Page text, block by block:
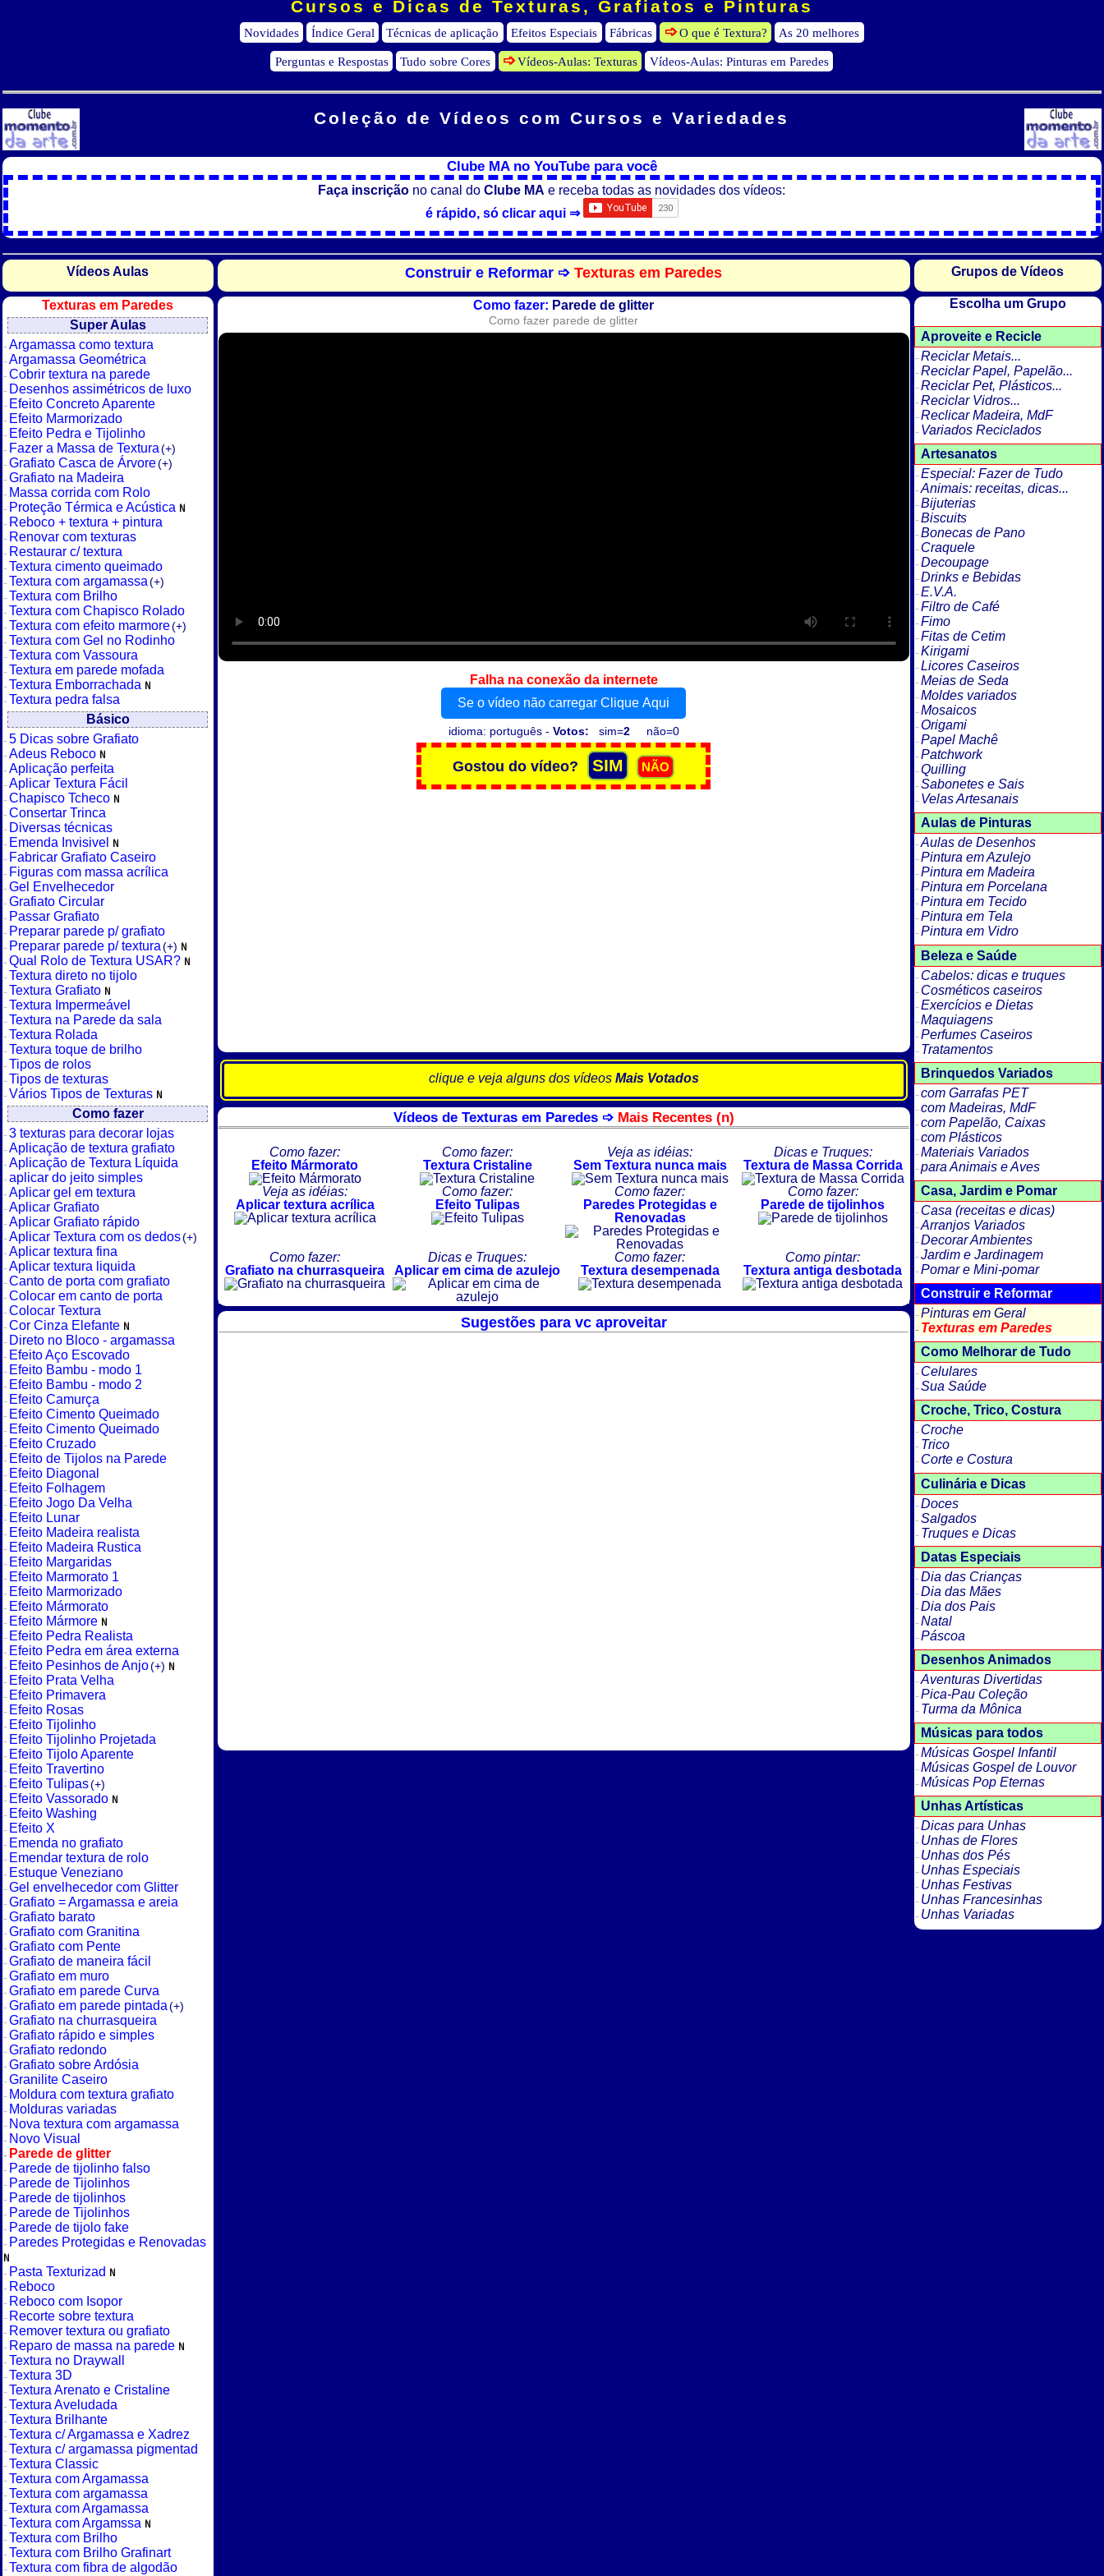
Cursos e Dicas de Texturas, Grafiatos e Pinturas
Novidades Índice Geral Técnicas de aplicação Efeitos Especiais Fábricas O que é Textura? As 20 melhores
Perguntas e Respostas Tudo sobre Cores Vídeos-Aulas: Texturas Vídeos-Aulas: Pinturas em Paredes
Coleção de Vídeos com Cursos e Variedades
Clube MA no YouTube para você
Faça inscrição no canal doClube MA e receba todas as novidades dos vídeos:
é rápido, só clicar aqui ⇒
Vídeos Aulas
Texturas em Paredes
Super Aulas
Argamassa como textura
Argamassa Geométrica
Cobrir textura na parede
Desenhos assimétricos de luxo
Efeito Concreto Aparente
Efeito Marmorizado
Efeito Pedra e Tijolinho
Fazer a Massa de Textura (+)
Grafiato Casca de Árvore(+)
Grafiato na Madeira
Massa corrida com Rolo
Proteção Térmica e Acústica
Reboco + textura + pintura
Renovar com texturas
Restaurar c/ textura
Textura cimento queimado
Textura com argamassa (+)
Textura com Brilho
Textura com Chapisco Rolado
Textura com efeito marmore(+)
Textura com Gel no Rodinho
Textura com Vassoura
Textura em parede mofada
Textura Emborrachada
Textura pedra falsa
Básico
5 Dicas sobre Grafiato
Adeus Reboco
Aplicação perfeita
Aplicar Textura Fácil
Chapisco Tcheco
Consertar Trinca
Diversas técnicas
Emenda Invisivel
Fabricar Grafiato Caseiro
Figuras com massa acrílica
Gel Envelhecedor
Grafiato Circular
Passar Grafiato
Preparar parede p/ grafiato
Preparar parede p/ textura (+)
Qual Rolo de Textura USAR?
Textura direto no tijolo
Textura Grafiato
Textura Impermeável
Textura na Parede da sala
Textura Rolada
Textura toque de brilho
Tipos de rolos
Tipos de texturas
Vários Tipos de Texturas
Como fazer
3 texturas para decorar lojas
Aplicação de textura grafiato
Aplicação de Textura Líquida
aplicar do jeito simples
Aplicar gel em textura
Aplicar Grafiato
Aplicar Grafiato rápido
Aplicar Textura com os dedos(+)
Aplicar textura fina
Aplicar textura liquida
Canto de porta com grafiato
Colocar em canto de porta
Colocar Textura
Cor Cinza Elefante
Direto no Bloco - argamassa
Efeito Aço Escovado
Efeito Bambu - modo 1
Efeito Bambu - modo 2
Efeito Camurça
Efeito Cimento Queimado
Efeito Cimento Queimado
Efeito Cruzado
Efeito de Tijolos na Parede
Efeito Diagonal
Efeito Folhagem
Efeito Jogo Da Velha
Efeito Lunar
Efeito Madeira realista
Efeito Madeira Rustica
Efeito Margaridas
Efeito Marmorato 1
Efeito Marmorizado
Efeito Mármorato
Efeito Mármore
Efeito Pedra Realista
Efeito Pedra em área externa
Efeito Pesinhos de Anjo(+)
Efeito Prata Velha
Efeito Primavera
Efeito Rosas
Efeito Tijolinho
Efeito Tijolinho Projetada
Efeito Tijolo Aparente
Efeito Travertino
Efeito Tulipas(+)
Efeito Vassorado
Efeito Washing
Efeito X
Emenda no grafiato
Emendar textura de rolo
Estuque Veneziano
Gel envelhecedor com Glitter
Grafiato = Argamassa e areia
Grafiato barato
Grafiato com Granitina
Grafiato com Pente
Grafiato de maneira fácil
Grafiato em muro
Grafiato em parede Curva
Grafiato em parede pintada (+)
Grafiato na churrasqueira
Grafiato rápido e simples
Grafiato redondo
Grafiato sobre Ardósia
Granilite Caseiro
Moldura com textura grafiato
Molduras variadas
Nova textura com argamassa
Novo Visual
Parede de glitter
Parede de tijolinho falso
Parede de Tijolinhos
Parede de tijolinhos
Parede de Tijolinhos
Parede de tijolo fake
Paredes Protegidas e Renovadas
Pasta Texturizad
Reboco
Reboco com Isopor
Recorte sobre textura
Remover textura ou grafiato
Reparo de massa na parede
Textura no Draywall
Textura 3D
Textura Arenato e Cristaline
Textura Aveludada
Textura Brilhante
Textura c/ Argamassa e Xadrez
Textura c/ argamassa pigmentad
Textura Classic
Textura com Argamassa
Textura com argamassa
Textura com Argamassa
Textura com Argamssa
Textura com Brilho
Textura com Brilho Grafinart
Textura com fibra de algodão
Construir e Reformar ➩Texturas em Paredes
Como fazer: Parede de glitter
Como fazer parede de glitter
Falha na conexão da internete
Se o vídeo não carregar Clique Aqui
idioma: português - Votos: sim=2não=0
clique e veja alguns dos vídeos Mais Votados
Vídeos de Texturas em Paredes ➩ Mais Recentes (n)
Como fazer:
Efeito Mármorato
Como fazer:
Textura Cristaline
Veja as idéias:
Sem Textura nunca mais
Dicas e Truques:
Textura de Massa Corrida
Veja as idéias:
Aplicar textura acrílica
Como fazer:
Efeito Tulipas
Como fazer:
Paredes Protegidas e
Renovadas
Como fazer:
Parede de tijolinhos
Como fazer:
Grafiato na churrasqueira
Dicas e Truques:
Aplicar em cima de azulejo
Como fazer:
Textura desempenada
Como pintar:
Textura antiga desbotada
Sugestões para vc aproveitar
Grupos de Vídeos
Escolha um Grupo
Aproveite e Recicle
Reciclar Metais...
Reciclar Papel, Papelão...
Reciclar Pet, Plásticos...
Reciclar Vidros...
Reclicar Madeira, MdF
Variados Reciclados
Artesanatos
Especial: Fazer de Tudo
Animais: receitas, dicas...
Bijuterias
Biscuits
Bonecas de Pano
Craquele
Decoupage
Drinks e Bebidas
E.V.A.
Filtro de Café
Fimo
Fitas de Cetim
Kirigami
Licores Caseiros
Meias de Seda
Moldes variados
Mosaicos
Origami
Papel Machê
Patchwork
Quilling
Sabonetes e Sais
Velas Artesanais
Aulas de Pinturas
Aulas de Desenhos
Pintura em Azulejo
Pintura em Madeira
Pintura em Porcelana
Pintura em Tecido
Pintura em Tela
Pintura em Vidro
Beleza e Saúde
Cabelos: dicas e truques
Cosméticos caseiros
Exercícios e Dietas
Maquiagens
Perfumes Caseiros
Tratamentos
Brinquedos Variados
com Garrafas PET
com Madeiras, MdF
com Papelão, Caixas
com Plásticos
Materiais Variados
para Animais e Aves
Casa, Jardim e Pomar
Casa (receitas e dicas)
Arranjos Variados
Decorar Ambientes
Jardim e Jardinagem
Pomar e Mini-pomar
Construir e Reformar
Pinturas em Geral
Texturas em Paredes
Como Melhorar de Tudo
Celulares
Sua Saúde
Croche, Trico, Costura
Croche
Trico
Corte e Costura
Culinária e Dicas
Doces
Salgados
Truques e Dicas
Datas Especiais
Dia das Crianças
Dia das Mães
Dia dos Pais
Natal
Páscoa
Desenhos Animados
Aventuras Divertidas
Pica-Pau Coleção
Turma da Mônica
Músicas para todos
Músicas Gospel Infantil
Músicas Gospel de Louvor
Músicas Pop Eternas
Unhas Artísticas
Dicas para Unhas
Unhas de Flores
Unhas dos Pés
Unhas Especiais
Unhas Festivas
Unhas Francesinhas
Unhas Variadas